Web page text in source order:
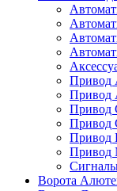
Привод
Привод
Привод
Привод
Привод
Привод
Ворота